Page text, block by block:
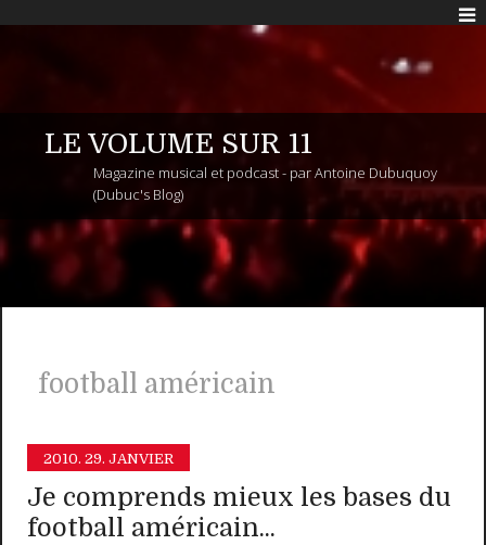
LE VOLUME SUR 11
Magazine musical et podcast - par Antoine Dubuquoy
(Dubuc's Blog)
football américain
2010. 29. JANVIER
Je comprends mieux les bases du
football américain...